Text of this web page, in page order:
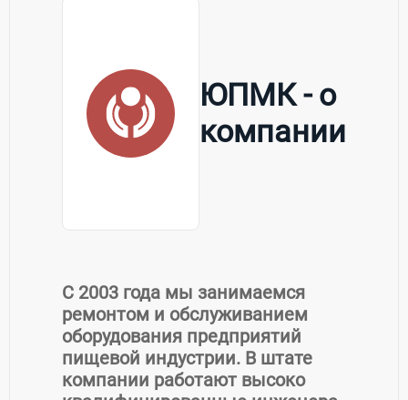
ЮПМК - о
компании
С 2003 года мы занимаемся
ремонтом и обслуживанием
оборудования предприятий
пищевой индустрии. В штате
компании работают высоко